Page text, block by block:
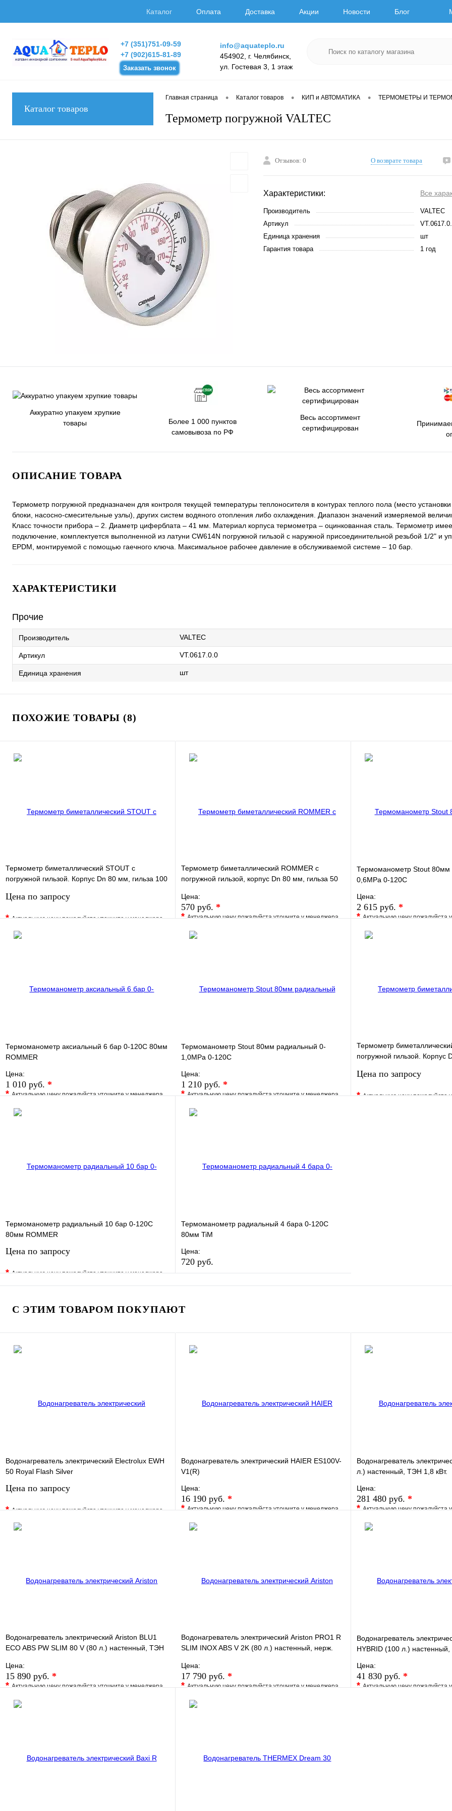
Каталог Оплата Доставка Акции Новости Блог
+7 (351)751-09-59
+7 (902)615-81-89
Заказать звонок
info@aquateplo.ru
454902, г. Челябинск,
ул. Гостевая 3, 1 этаж
Каталог товаров
Главная страница • Каталог товаров • КИП и АВТОМАТИКА • ТЕРМОМЕТРЫ И
Термометр погружной VALTEC
Отзывов: 0 О возврате товара
Характеристики: Все
Производитель
VALTEC
Артикул
Единица хранения
шт
Гарантия товара
1 год
Аккуратно упакуем хрупкие
товары
Более 1 000 пунктов
самовывоза по РФ
Весь ассортимент
сертифицирован
ОПИСАНИЕ ТОВАРА
Термометр погружной предназначен для контроля текущей температуры теплоносителя в контурах теплого пола (место
блоки, насосно-смесительные узлы), других систем водяного отопления либо охлаждения. Диапазон значений измеряемой
Класс точности прибора – 2. Диаметр циферблата – 41 мм. Материал корпуса термометра – оцинкованная сталь. Термометр
подключение, комплектуется выполненной из латуни CW614N погружной гильзой с наружной присоединительной резьбой 1/2" и
EPDM, монтируемой с помощью гаечного ключа. Максимальное рабочее давление в обслуживаемой системе – 10 бар.
ХАРАКТЕРИСТИКИ
Прочие
Производитель VALTEC
Артикул VT.0617.0.0
Единица хранения шт
ПОХОЖИЕ ТОВАРЫ (8)
Термометр биметаллический STOUT с
погружной гильзой. Корпус Dn 80 мм, гильза 100
Цена по запросу
*Актуальную цену пожалуйста уточните у менеджера
В избранное
Термометр биметаллический ROMMER с
погружной гильзой, корпус Dn 80 мм, гильза 50
Цена:
570 руб. *
*Актуальную цену пожалуйста уточните у менеджера
В избранное
Термоманометр Stout 80мм
0,6МРа 0-120С
Цена:
2 615 руб. *
*Актуальную цену пожалуйста
В избранное
Термоманометр аксиальный 6 бар 0-120С 80мм
ROMMER
Цена:
1 010 руб. *
*Актуальную цену пожалуйста уточните у менеджера
В избранное
Термоманометр Stout 80мм радиальный 0-
1,0МРа 0-120С
Цена:
1 210 руб. *
*Актуальную цену пожалуйста уточните у менеджера
В избранное
Термометр
погружной гильзой. Корпус
Цена по запросу
*Актуальную цену пожалуйста
Термоманометр радиальный 10 бар 0-120С
80мм ROMMER
Цена по запросу
*Актуальную цену пожалуйста уточните у менеджера
В избранное Сравнение
Купить в 1 клик Под заказ
Запросить цену
Термоманометр радиальный 4 бара 0-120С
80мм TiM
Цена:
720 руб.
С ЭТИМ ТОВАРОМ ПОКУПАЮТ
Водонагреватель электрический Electrolux EWH
50 Royal Flash Silver
Цена по запросу
*Актуальную цену пожалуйста уточните у менеджера
В избранное
Водонагреватель электрический HAIER ES100V-
V1(R)
Цена:
16 190 руб. *
*Актуальную цену пожалуйста уточните у менеджера
В избранное
Водонагреватель
л.) настенный, ТЭН 1,8 кВт.
Цена:
281 480 руб. *
*Актуальную цену пожалуйста
В избранное
Водонагреватель электрический Ariston BLU1
ECO ABS PW SLIM 80 V (80 л.) настенный, ТЭН
Цена:
15 890 руб. *
*Актуальную цену пожалуйста уточните у менеджера
В избранное
Водонагреватель электрический Ariston PRO1 R
SLIM INOX ABS V 2K (80 л.) настенный, нерж.
Цена:
17 790 руб. *
*Актуальную цену пожалуйста уточните у менеджера
В избранное
Водонагреватель
HYBRID (100 л.)
Цена:
41 830 руб. *
*Актуальную цену пожалуйста